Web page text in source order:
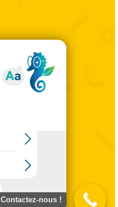
Contactez-nous !